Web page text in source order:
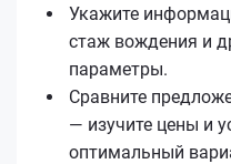
Укажите
стаж вождения и
параметры.
Сравните
— изучите цены и
оптимальный